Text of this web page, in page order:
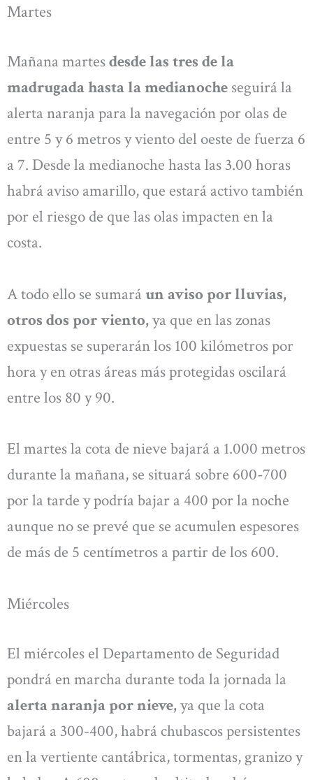
Martes
Mañana martesdesde las tres de la
madrugada hasta la medianoche seguirá la
alerta naranja para la navegación por olas de
entre 5 y 6 metros y viento del oeste de fuerza 6
a 7. Desde la medianoche hasta las 3.00 horas
habrá aviso amarillo, que estará activo también
por el riesgo de que las olas impacten en la
costa.
A todo ello se sumará un aviso por lluvias,
otros dos por viento,ya que en las zonas
expuestas se superarán los 100 kilómetros por
hora y en otras áreas más protegidas oscilará
entre los 80 y 90.
El martes la cota de nieve bajará a 1.000 metros
durante la mañana, se situará sobre 600-700
por la tarde y podría bajar a 400 por la noche
aunque no se prevé que se acumulen espesores
de más de 5 centímetros a partir de los 600.
Miércoles
El miércoles el Departamento de Seguridad
pondrá en marcha durante toda la jornada la
alerta naranja por nieve,ya que la cota
bajará a 300-400, habrá chubascos persistentes
en la vertiente cantábrica, tormentas, granizo y